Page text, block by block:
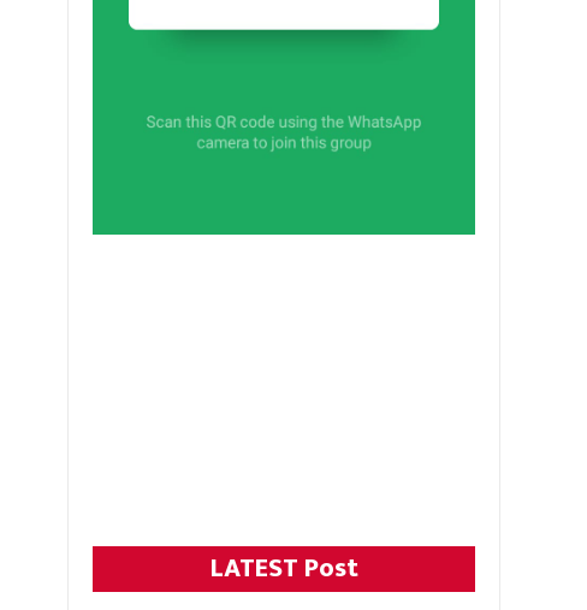
LATEST Post